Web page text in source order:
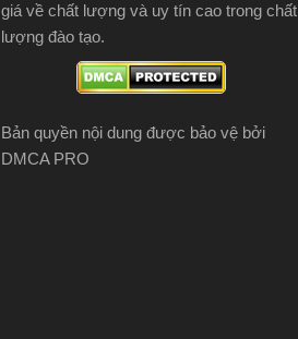
giá về chất lượng và uy tín cao trong chất
lượng đào tạo.
Bản quyền nội dung được bảo vệ bởi
DMCA PRO